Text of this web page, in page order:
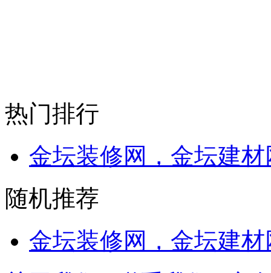
热门排行
金坛装修网，金坛建
随机推荐
金坛装修网，金坛建